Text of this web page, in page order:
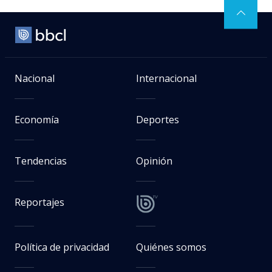
Nacional Internacional
Economía Deportes
Tendencias Opinión
Reportajes
Política de privacidad Quiénes somos